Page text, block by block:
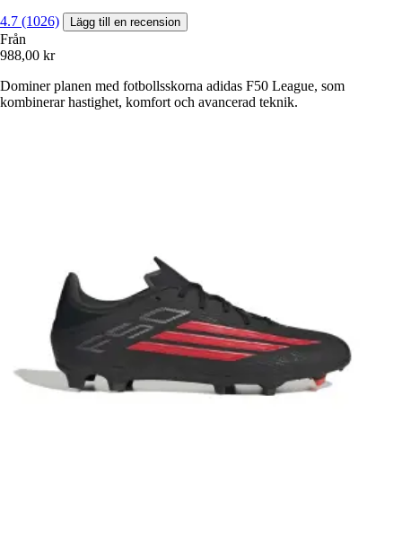
4.7 (1026) Lägg till en recension
Från
988,00 kr
Dominer planen med fotbollsskorna adidas F50 League, som
kombinerar hastighet, komfort och avancerad teknik.